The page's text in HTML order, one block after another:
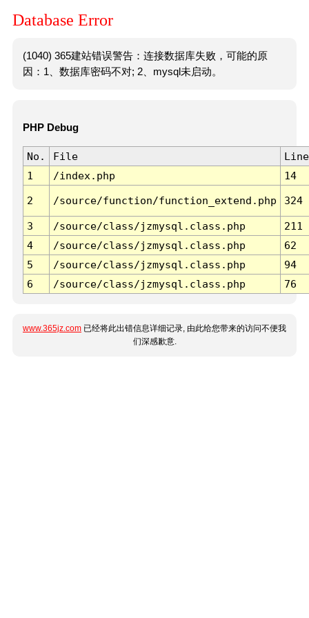
Database Error
(1040) 365建站错误警告：连接数据库失败，可能的原
因：1、数据库密码不对; 2、mysql未启动。
PHP Debug
No. File
Line
1
/index.php 14
2 /source/function/function_extend.php 324
3 /source/class/jzmysql.class.php
211
4
/source/class/jzmysql.class.php
62
5
/source/class/jzmysql.class.php
94
6
/source/class/jzmysql.class.php 76
www.365jz.com 已经将此出错信息详细记录, 由此给您带来的访问不便我
们深感歉意.